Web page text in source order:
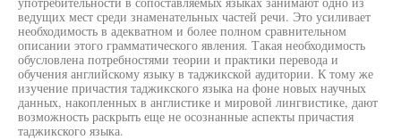
ведущих мест среди знаменательных частей речи. Это усиливает
необходимость в адекватном и более полном сравнительном
описании этого грамматического явления. Такая необходимость
обусловлена потребностями теории и практики перевода и
обучения английскому языку в таджикской аудитории. К тому же
изучение причастия таджикского языка на фоне новых научных
данных, накопленных в англистике и мировой лингвистике, дают
возможность раскрыть еще не осознанные аспекты причастия
таджикского языка.